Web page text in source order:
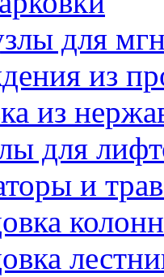
для
из
из
для
и
колонн